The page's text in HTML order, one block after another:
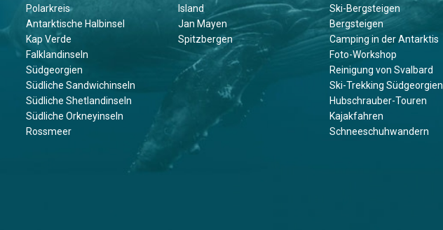
Polarkreis
Antarktische Halbinsel
Kap Verde
Falklandinseln
Südgeorgien
Südliche Sandwichinseln
Südliche Shetlandinseln
Südliche Orkneyinseln
Rossmeer
Island
Jan Mayen
Spitzbergen
Ski-Bergsteigen
Bergsteigen
Camping in der Antarktis
Foto-Workshop
Reinigung von Svalbard
Ski-Trekking Südgeorgien
Hubschrauber-Touren
Kajakfahren
Schneeschuhwandern